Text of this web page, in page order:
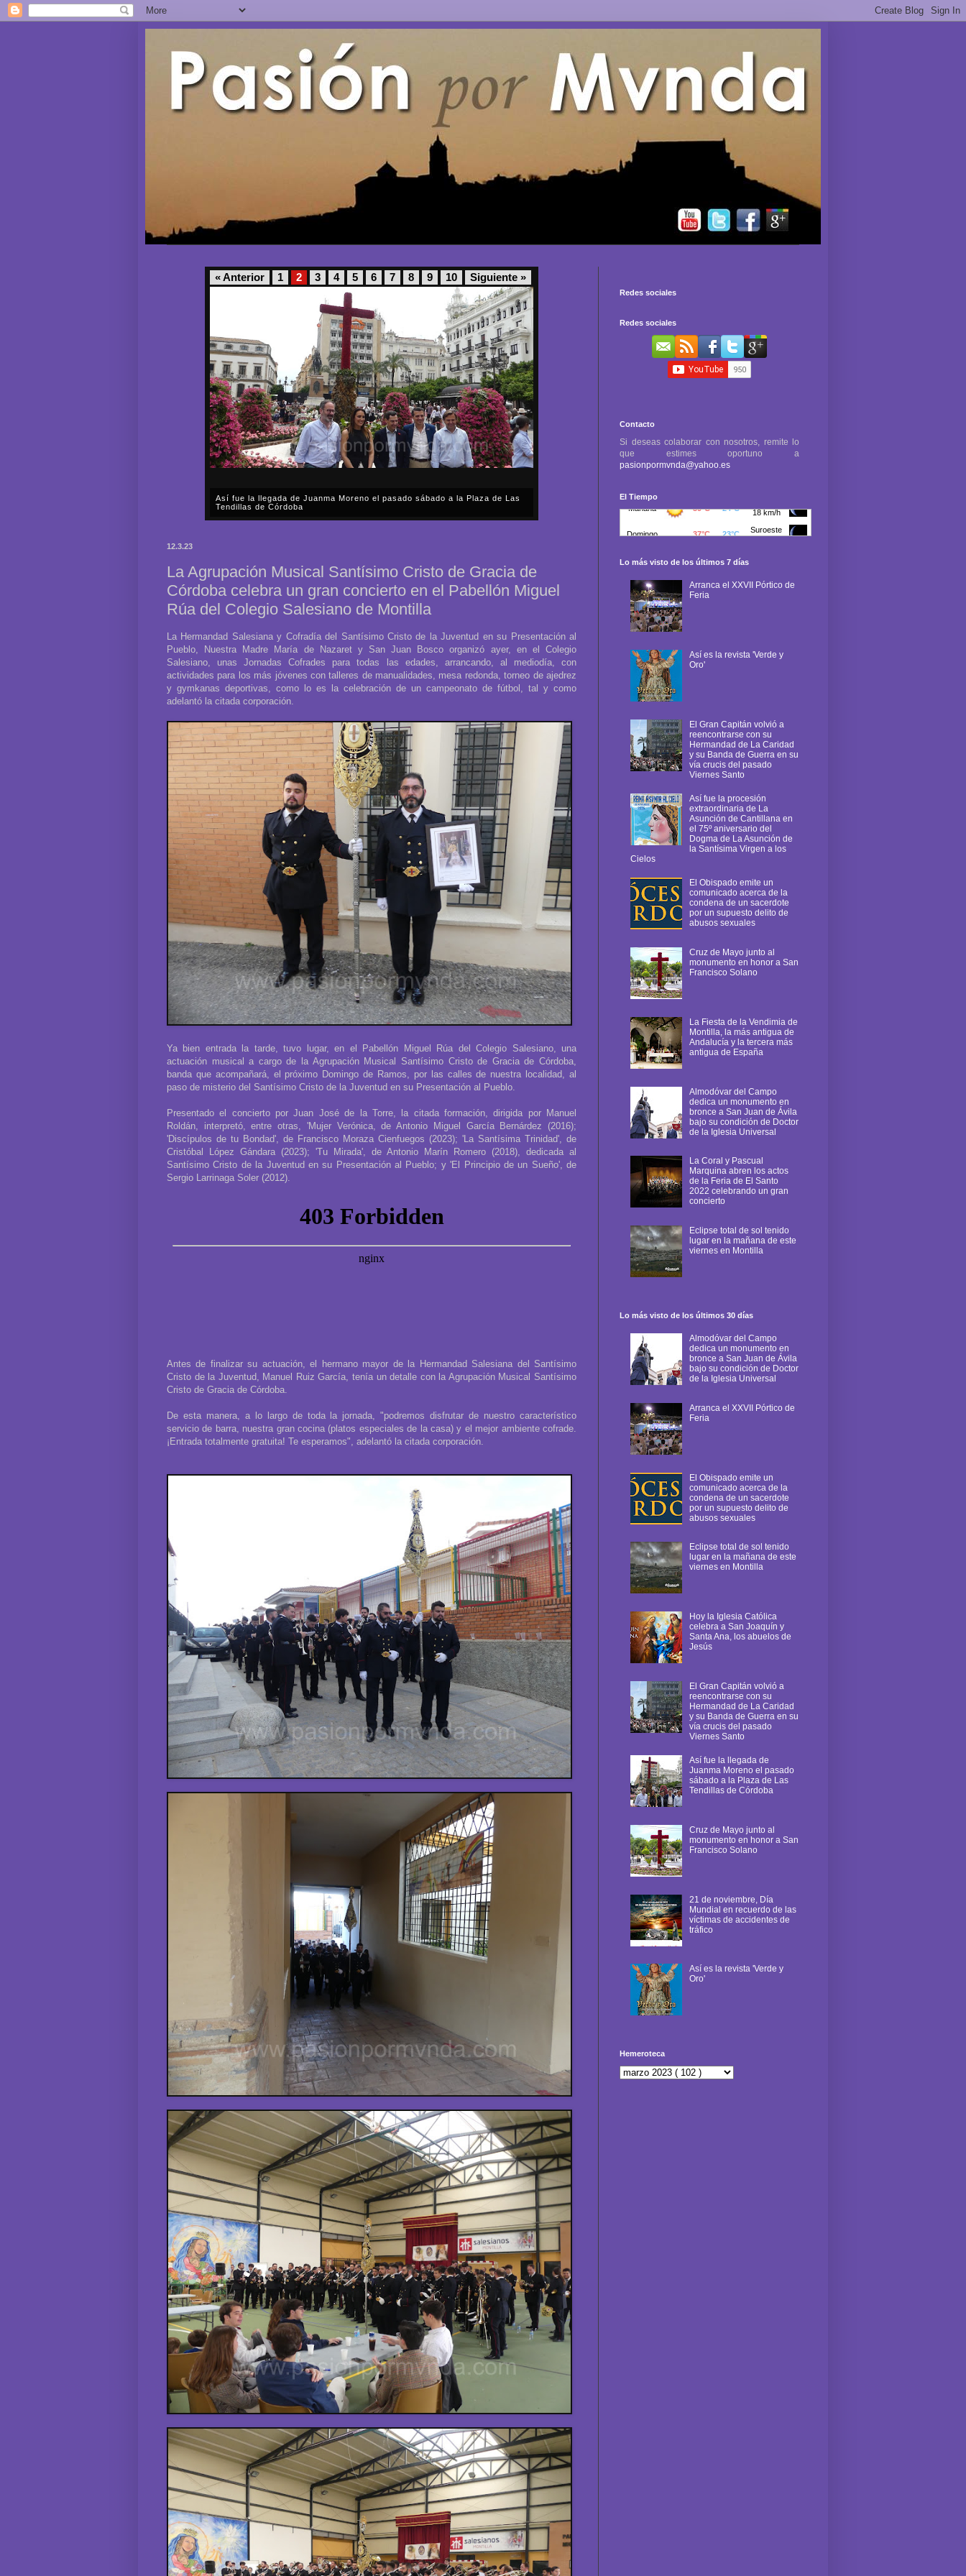
« Anterior 1 2 3 4 5 6 7 8 9 10 Siguiente »
Así fue la llegada de Juanma Moreno el pasado sábado a la Plaza de Las
Tendillas de Córdoba
12.3.23
La Agrupación Musical Santísimo Cristo de Gracia de
Córdoba celebra un gran concierto en el Pabellón Miguel
Rúa del Colegio Salesiano de Montilla
La Hermandad Salesiana y Cofradía del Santísimo Cristo de la Juventud en su Presentación al
Pueblo, Nuestra Madre María de Nazaret y San Juan Bosco organizó ayer, en el Colegio
Salesiano, unas Jornadas Cofrades para todas las edades, arrancando, al mediodía, con
actividades para los más jóvenes con talleres de manualidades, mesa redonda, torneo de ajedrez
y gymkanas deportivas, como lo es la celebración de un campeonato de fútbol, tal y como
adelantó la citada corporación.
Ya bien entrada la tarde, tuvo lugar, en el Pabellón Miguel Rúa del Colegio Salesiano, una
actuación musical a cargo de la Agrupación Musical Santísimo Cristo de Gracia de Córdoba,
banda que acompañará, el próximo Domingo de Ramos, por las calles de nuestra localidad, al
paso de misterio del Santísimo Cristo de la Juventud en su Presentación al Pueblo.
Presentado el concierto por Juan José de la Torre, la citada formación, dirigida por Manuel
Roldán, interpretó, entre otras, 'Mujer Verónica, de Antonio Miguel García Bernárdez (2016);
'Discípulos de tu Bondad', de Francisco Moraza Cienfuegos (2023); 'La Santísima Trinidad', de
Cristóbal López Gándara (2023); 'Tu Mirada', de Antonio Marín Romero (2018), dedicada al
Santísimo Cristo de la Juventud en su Presentación al Pueblo; y 'El Principio de un Sueño', de
Sergio Larrinaga Soler (2012).
Antes de finalizar su actuación, el hermano mayor de la Hermandad Salesiana del Santísimo
Cristo de la Juventud, Manuel Ruiz García, tenía un detalle con la Agrupación Musical Santísimo
Cristo de Gracia de Córdoba.
De esta manera, a lo largo de toda la jornada, "podremos disfrutar de nuestro característico
servicio de barra, nuestra gran cocina (platos especiales de la casa) y el mejor ambiente cofrade.
¡Entrada totalmente gratuita! Te esperamos", adelantó la citada corporación.
Redes sociales
Redes sociales
Contacto
Si deseas colaborar con nosotros, remite lo
que estimes oportuno a
pasionpormvnda@yahoo.es
El Tiempo
Lo más visto de los últimos 7 días
Arranca el XXVII Pórtico de
Feria
Así es la revista 'Verde y
Oro'
El Gran Capitán volvió a
reencontrarse con su
Hermandad de La Caridad
y su Banda de Guerra en su
vía crucis del pasado
Viernes Santo
Así fue la procesión
extraordinaria de La
Asunción de Cantillana en
el 75º aniversario del
Dogma de La Asunción de
la Santísima Virgen a los
Cielos
El Obispado emite un
comunicado acerca de la
condena de un sacerdote
por un supuesto delito de
abusos sexuales
Cruz de Mayo junto al
monumento en honor a San
Francisco Solano
La Fiesta de la Vendimia de
Montilla, la más antigua de
Andalucía y la tercera más
antigua de España
Almodóvar del Campo
dedica un monumento en
bronce a San Juan de Ávila
bajo su condición de Doctor
de la Iglesia Universal
La Coral y Pascual
Marquina abren los actos
de la Feria de El Santo
2022 celebrando un gran
concierto
Eclipse total de sol tenido
lugar en la mañana de este
viernes en Montilla
Lo más visto de los últimos 30 días
Almodóvar del Campo
dedica un monumento en
bronce a San Juan de Ávila
bajo su condición de Doctor
de la Iglesia Universal
Arranca el XXVII Pórtico de
Feria
El Obispado emite un
comunicado acerca de la
condena de un sacerdote
por un supuesto delito de
abusos sexuales
Eclipse total de sol tenido
lugar en la mañana de este
viernes en Montilla
Hoy la Iglesia Católica
celebra a San Joaquín y
Santa Ana, los abuelos de
Jesús
El Gran Capitán volvió a
reencontrarse con su
Hermandad de La Caridad
y su Banda de Guerra en su
vía crucis del pasado
Viernes Santo
Así fue la llegada de
Juanma Moreno el pasado
sábado a la Plaza de Las
Tendillas de Córdoba
Cruz de Mayo junto al
monumento en honor a San
Francisco Solano
21 de noviembre, Día
Mundial en recuerdo de las
víctimas de accidentes de
tráfico
Así es la revista 'Verde y
Oro'
Hemeroteca